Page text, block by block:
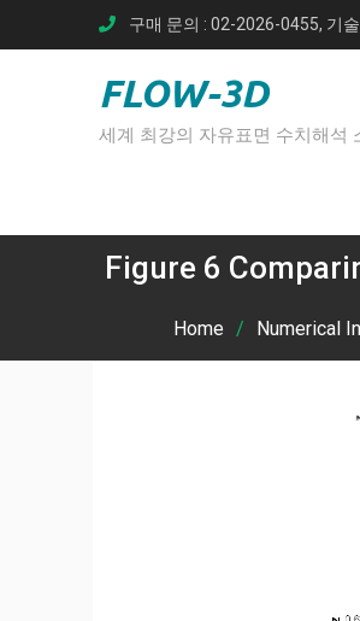
to
구매 문의 : 02-2026-0455, 기
FLOW-3D
세계 최강의 자유표면 수치해석
Figure 6
Home
Numerical